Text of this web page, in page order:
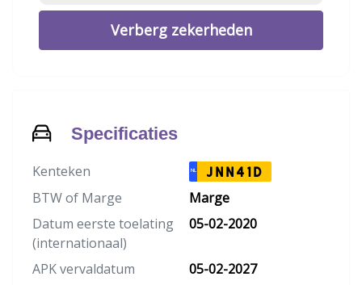
Verberg zekerheden
Specificaties
Kenteken NL JNN41D
BTW of Marge
Marge
Datum eerste toelating
(internationaal)
05-02-2020
APK vervaldatum
05-02-2027